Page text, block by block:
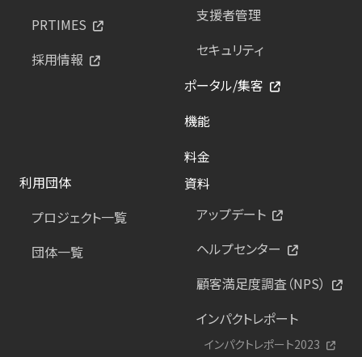
PRTIMES
採用情報
支援者管理
セキュリティ
ポータル/集客
機能
料金
利用団体
プロジェクト一覧
団体一覧
資料
アップデート
ヘルプセンター
顧客満足度調査（NPS）
インパクトレポート
インパクトレポート2023